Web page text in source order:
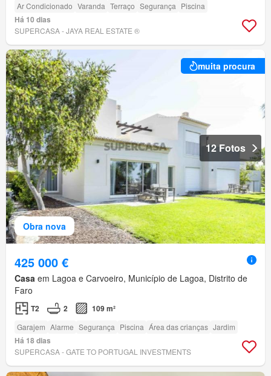
Ar Condicionado Varanda Terraço Segurança Piscina
Há 10 dias
SUPERCASA - JAYA REAL ESTATE ®
Obra nova
muita procura
12 Fotos
425 000 €
Casa em Lagoa e Carvoeiro, Município de Lagoa, Distrito de
Faro
T2 2 109 m²
Garajem Alarme Segurança Piscina Área das crianças Jardim
Há 18 dias
SUPERCASA - GATE TO PORTUGAL INVESTMENTS